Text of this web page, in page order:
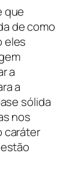
que
de como
eles
a
a
sólida
nos
caráter